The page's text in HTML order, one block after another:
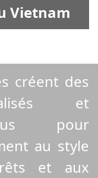
Vietnam
créent des
et
pour
au style
et aux